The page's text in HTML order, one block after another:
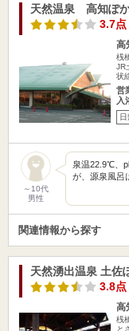
天然温泉 高知ぽ
3.7点
高
桟
JR
状
営
入
日
～10代
男性
泉温22.9℃、
が、源泉風呂
関連情報から探す
天然湧出温泉 土佐
3.8点
高
桟
と